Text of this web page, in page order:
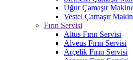
Uğur Çamaşır
Vestel Çamaşır
Fırın Servisi
Altus Fırın Servisi
Alveus Fırın Servisi
Arçelik Fırın Servisi